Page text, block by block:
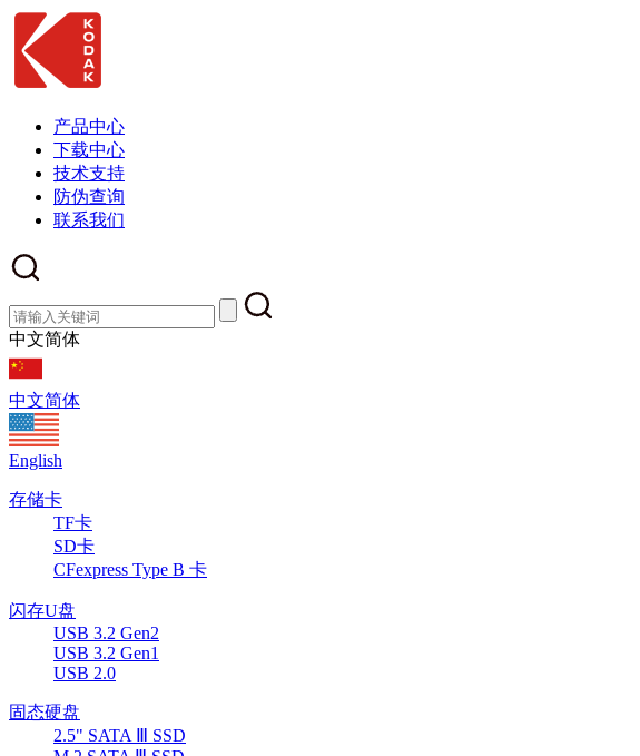
产品中心
下载中心
技术支持
防伪查询
联系我们
中文简体
中文简体
English
存储卡
TF卡
SD卡
CFexpress Type B 卡
闪存U盘
USB 3.2 Gen2
USB 3.2 Gen1
USB 2.0
固态硬盘
2.5" SATA Ⅲ SSD